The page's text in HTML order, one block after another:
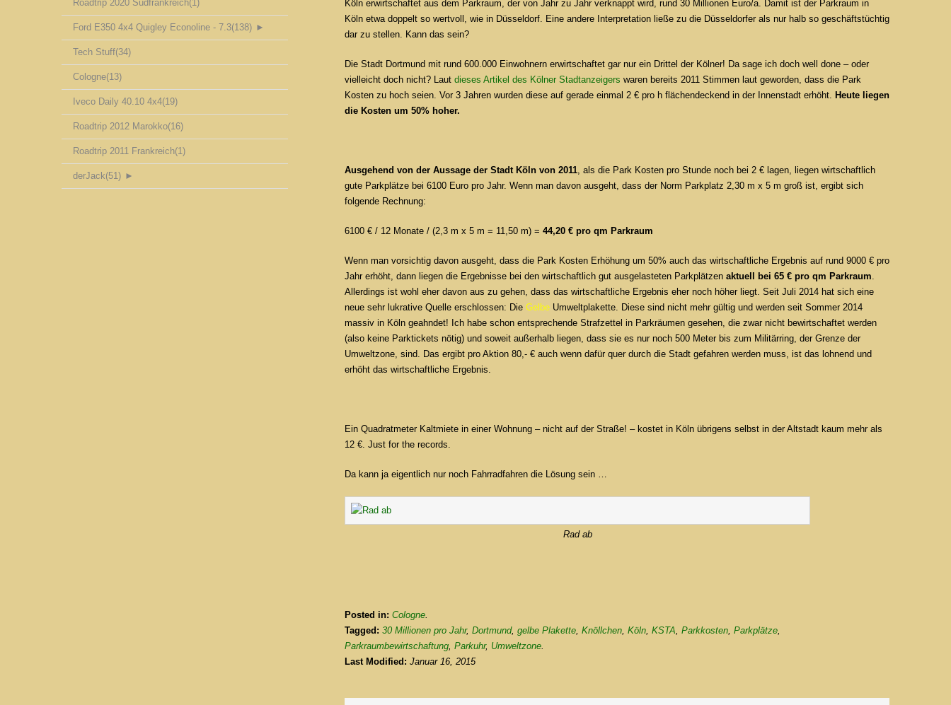
Roadtrip 2020 Südfrankreich(1)
Ford E350 4x4 Quigley Econoline - 7.3(138) ►
Tech Stuff(34)
Cologne(13)
Iveco Daily 40.10 4x4(19)
Roadtrip 2012 Marokko(16)
Roadtrip 2011 Frankreich(1)
derJack(51) ►
Köln erwirtschaftet aus dem Parkraum, der von Jahr zu Jahr verknappt wird, rund 30 Millionen Euro/a. Damit ist der Parkraum in
Köln etwa doppelt so wertvoll, wie in Düsseldorf. Eine andere Interpretation ließe zu die Düsseldorfer als nur halb so geschäftstüchtig
dar zu stellen. Kann das sein?
Die Stadt Dortmund mit rund 600.000 Einwohnern erwirtschaftet gar nur ein Drittel der Kölner! Da sage ich doch well done – oder
vielleicht doch nicht? Laut dieses Artikel des Kölner Stadtanzeigers waren bereits 2011 Stimmen laut geworden, dass die Park
Kosten zu hoch seien. Vor 3 Jahren wurden diese auf gerade einmal 2 € pro h flächendeckend in der Innenstadt erhöht. Heute liegen
die Kosten um 50% hoher.
Ausgehend von der Aussage der Stadt Köln von 2011, als die Park Kosten pro Stunde noch bei 2 € lagen, liegen wirtschaftlich
gute Parkplätze bei 6100 Euro pro Jahr. Wenn man davon ausgeht, dass der Norm Parkplatz 2,30 m x 5 m groß ist, ergibt sich
folgende Rechnung:
6100 € / 12 Monate / (2,3 m x 5 m = 11,50 m) = 44,20 € pro qm Parkraum
Wenn man vorsichtig davon ausgeht, dass die Park Kosten Erhöhung um 50% auch das wirtschaftliche Ergebnis auf rund 9000 € pro
Jahr erhöht, dann liegen die Ergebnisse bei den wirtschaftlich gut ausgelasteten Parkplätzen aktuell bei 65 € pro qm Parkraum.
Allerdings ist wohl eher davon aus zu gehen, dass das wirtschaftliche Ergebnis eher noch höher liegt. Seit Juli 2014 hat sich eine
neue sehr lukrative Quelle erschlossen: Die Gelbe Umweltplakette. Diese sind nicht mehr gültig und werden seit Sommer 2014
massiv in Köln geahndet! Ich habe schon entsprechende Strafzettel in Parkräumen gesehen, die zwar nicht bewirtschaftet werden
(also keine Parktickets nötig) und soweit außerhalb liegen, dass sie es nur noch 500 Meter bis zum Militärring, der Grenze der
Umweltzone, sind. Das ergibt pro Aktion 80,- € auch wenn dafür quer durch die Stadt gefahren werden muss, ist das lohnend und
erhöht das wirtschaftliche Ergebnis.
Ein Quadratmeter Kaltmiete in einer Wohnung – nicht auf der Straße! – kostet in Köln übrigens selbst in der Altstadt kaum mehr als
12 €. Just for the records.
Da kann ja eigentlich nur noch Fahrradfahren die Lösung sein …
Rad ab
Posted in: Cologne.
Tagged: 30 Millionen pro Jahr, Dortmund, gelbe Plakette, Knöllchen, Köln, KSTA, Parkkosten, Parkplätze,
Parkraumbewirtschaftung, Parkuhr, Umweltzone.
Last Modified: Januar 16, 2015